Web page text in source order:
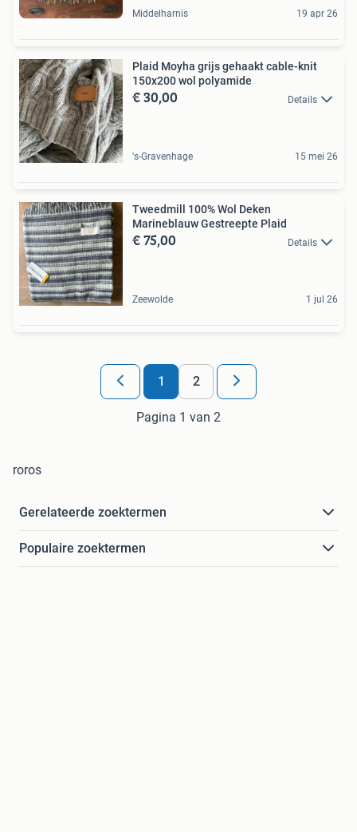
Middelharnis 19 apr 26
Plaid Moyha grijs gehaakt cable-knit
150x200 wol polyamide
€ 30,00 Details
's-Gravenhage 15 mei 26
Tweedmill 100% Wol Deken
Marineblauw Gestreepte Plaid
€ 75,00 Details
Zeewolde 1 jul 26
1 2
Pagina 1 van 2
roros
Gerelateerde zoektermen
Populaire zoektermen